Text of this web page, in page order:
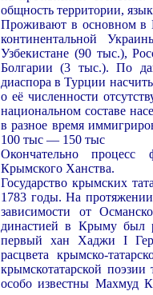
общность территории,
Проживают в основном в
континентальной
Узбекистане (90 тыс.),
Болгарии (3 тыс.). По
диаспора в Турции
о её численности
национальном составе
в разное время
100 тыс — 150 тыс
Окончательно процесс
Крымского Ханства.
Государство крымских
1783 годы. На
зависимости от
династией в Крыму был
первый хан Хаджи I
расцвета крымско-
крымскотатарской
особо известны Махмуд